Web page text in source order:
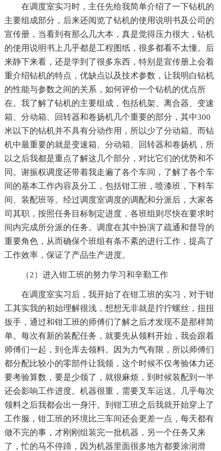
在调度室实习时，主任先给我简单介绍了一下钻机的
主要组成部分，后来还阅览了钻机的使用说明书及公司的
宣传册，当看到有那么几大本，真是觉得压力很大，钻机
的使用说明书上几乎都是工程图纸，很多都看不太懂。后
来静下来看，还是学到了很多东西，特别是宣传册上会着
重介绍钻机的特点，优缺点以及技术参数，让我明白钻机
的性能与参数之间的关系，如何评价一个钻机的优点所
在。我了解了钻机的主要组成，包括机架、离合器、变速
箱、分动箱、回转器和卷扬机几个重要的部分，其中300
米以下的钻机并不具有分动作用，所以少了分动箱。而钻
机中最重要的就是变速箱、分动箱、回转器和卷扬机，所
以之后我都是重点了解这几个部分，对比它们的优势和不
同。谢振权调度还带着我走遍了各个车间，了解了各个车
间的基本工作内容及分工，包括钳工班，喷漆班，下料车
间、装配班等。经过调度室调度的调配和分派后，大家各
司其职，按照任务目标制定进度，各班组则尽快在要求时
间内完成所分派的任务。调度在其中扮演了疏通和督导的
重要角色，从而确保个班组有条不紊的进行工作，提高了
工作效率，保证了产品生产进度。
（2）进入钳工班的努力学习和辛勤工作
在调度室实习后，我开始了在钳工班的实习，对于钳
工其实我的初始理解很浅，想想无非就是拧拧螺丝，扭扭
扳手，通过和钳工班的师傅们了解之后才发现不是那样简
单。每次有新的装配任务，就要先从领料开始，我会跟着
师傅们一起，到仓库去领料。因为力气有限，所以师傅们
都分配比较小的零部件让我领，这个时候不仅考验体力还
要考验算数，要是少领了，就很麻烦，到时候装配到一半
还会影响工作进度。机器很重，需要叉车运送。几乎每次
领料之后我都会出一身汗。到钳工班之后我就开始穿上了
工作服，钳工班的环境比三车间还会更差一点，每天都有
做不完的事，才刚刚组装完一批机器，另一个任务又来
了，忙的马不停蹄，因为机器里面很多地方都要涂润滑